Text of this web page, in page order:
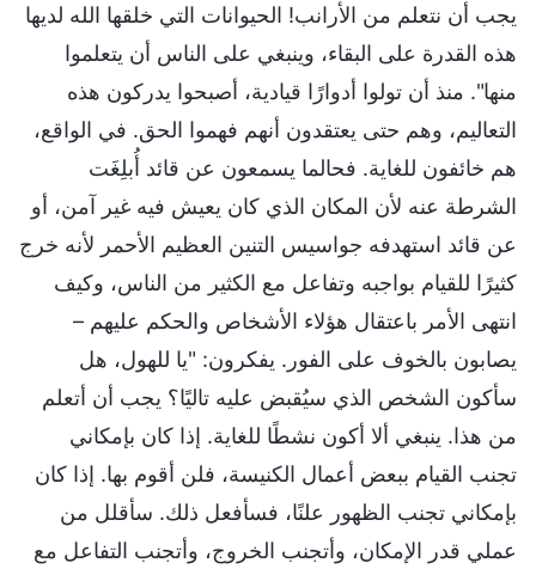
يجب أن نتعلم من الأرانب! الحيوانات التي خلقها الله لديها
هذه القدرة على البقاء، وينبغي على الناس أن يتعلموا
منها". منذ أن تولوا أدوارًا قيادية، أصبحوا يدركون هذه
التعاليم، وهم حتى يعتقدون أنهم فهموا الحق. في الواقع،
هم خائفون للغاية. فحالما يسمعون عن قائد أُبلِغَت
الشرطة عنه لأن المكان الذي كان يعيش فيه غير آمن، أو
عن قائد استهدفه جواسيس التنين العظيم الأحمر لأنه خرج
كثيرًا للقيام بواجبه وتفاعل مع الكثير من الناس، وكيف
انتهى الأمر باعتقال هؤلاء الأشخاص والحكم عليهم –
يصابون بالخوف على الفور. يفكرون: "يا للهول، هل
سأكون الشخص الذي سيُقبض عليه تاليًا؟ يجب أن أتعلم
من هذا. ينبغي ألا أكون نشطًا للغاية. إذا كان بإمكاني
تجنب القيام ببعض أعمال الكنيسة، فلن أقوم بها. إذا كان
بإمكاني تجنب الظهور علنًا، فسأفعل ذلك. سأقلل من
عملي قدر الإمكان، وأتجنب الخروج، وأتجنب التفاعل مع